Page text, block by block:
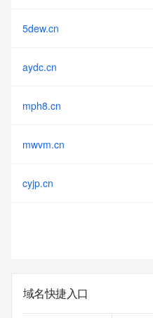
5dew.cn
aydc.cn
mph8.cn
mwvm.cn
cyjp.cn
域名快捷入口